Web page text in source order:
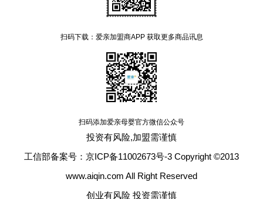
扫码下载：爱亲加盟商APP 获取更多商品讯息
扫码添加爱亲母婴官方微信公众号
投资有风险,加盟需谨慎
工信部备案号：京ICP备11002673号-3 Copyright ©2013
www.aiqin.com All Right Reserved
创业有风险 投资需谨慎